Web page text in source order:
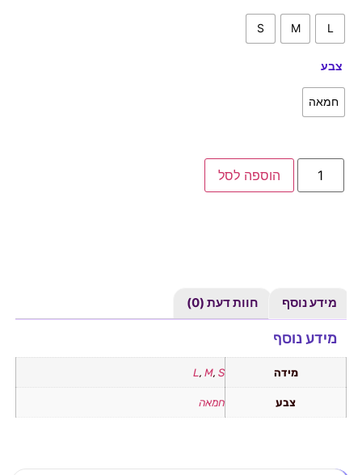
L
M
S
צבע
חמאה
הוספה לסל
מידע נוסף חוות דעת (0)
מידע נוסף
מידה L, M, S
צבע חמאה